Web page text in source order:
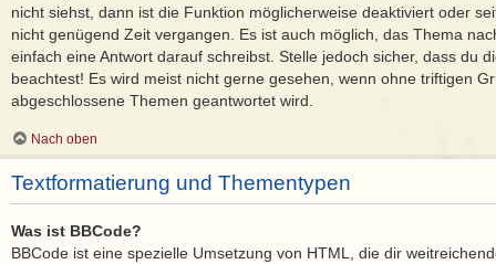
nicht siehst, dann ist die Funktion möglicherweise deaktiviert oder
nicht genügend Zeit vergangen. Es ist auch möglich, das Thema
einfach eine Antwort darauf schreibst. Stelle jedoch sicher, dass du
beachtest! Es wird meist nicht gerne gesehen, wenn ohne triftigen
abgeschlossene Themen geantwortet wird.
Nach oben
Textformatierung und Thementypen
Was ist BBCode?
BBCode ist eine spezielle Umsetzung von HTML, die dir